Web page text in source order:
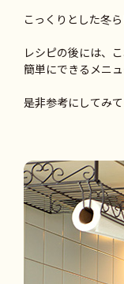
こっくりとした冬
レシピの後には、
簡単にできるメニ
是非参考にしてみ